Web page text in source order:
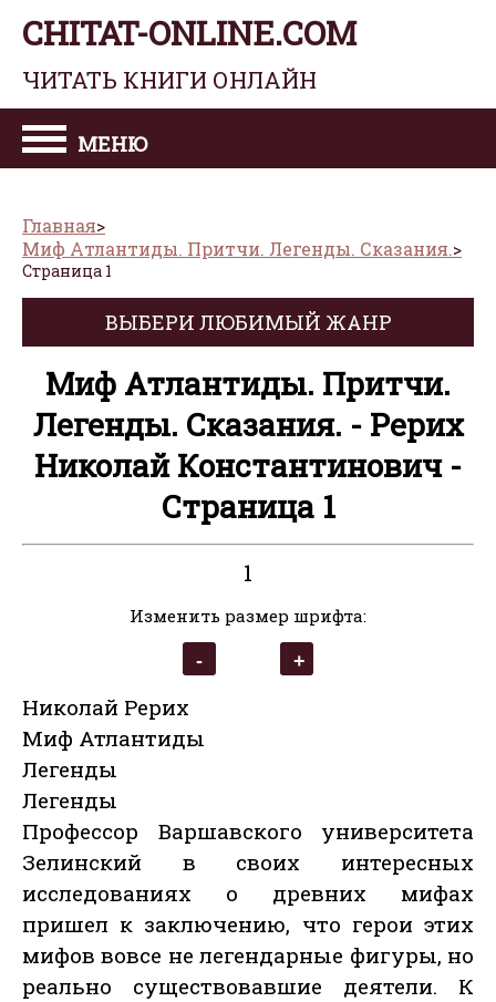
CHITAT-ONLINE.COM
ЧИТАТЬ КНИГИ ОНЛАЙН
МЕНЮ
Главная
Миф Атлантиды. Притчи. Легенды. Сказания.
Страница 1
ВЫБЕРИ ЛЮБИМЫЙ ЖАНР
Миф Атлантиды. Притчи.
Легенды. Сказания. - Рерих
Николай Константинович -
Страница 1
1
Изменить размер шрифта:
Николай Рерих
Миф Атлантиды
Легенды
Легенды
Профессор Варшавского университета
Зелинский в своих интересных
исследованиях о древних мифах
пришел к заключению, что герои этих
мифов вовсе не легендарные фигуры, но
реально существовавшие деятели. К